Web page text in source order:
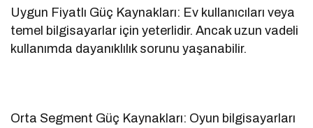
Uygun Fiyatlı Güç Kaynakları: Ev kullanıcıları veya
temel bilgisayarlar için yeterlidir. Ancak uzun vadeli
kullanımda dayanıklılık sorunu yaşanabilir.
Orta Segment Güç Kaynakları: Oyun bilgisayarları